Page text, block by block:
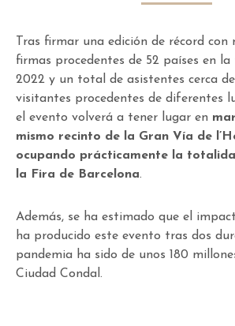
Tras firmar una edición de récord con
firmas procedentes de 52 países en
2022 y un total de asistentes cerca
visitantes procedentes de diferentes
el evento volverá a tener lugar en
mismo recinto de la Gran Vía de
ocupando prácticamente la
la Fira de Barcelona.
Además, se ha estimado que el
ha producido este evento tras dos
pandemia ha sido de unos 180
Ciudad Condal.